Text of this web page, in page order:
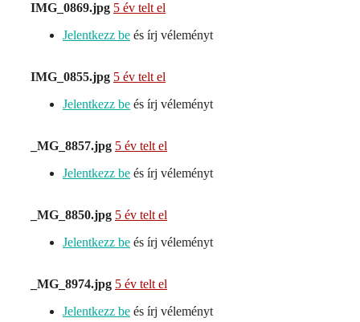
IMG_0869.jpg 5 év telt el
Jelentkezz be és írj véleményt
IMG_0855.jpg 5 év telt el
Jelentkezz be és írj véleményt
_MG_8857.jpg 5 év telt el
Jelentkezz be és írj véleményt
_MG_8850.jpg 5 év telt el
Jelentkezz be és írj véleményt
_MG_8974.jpg 5 év telt el
Jelentkezz be és írj véleményt